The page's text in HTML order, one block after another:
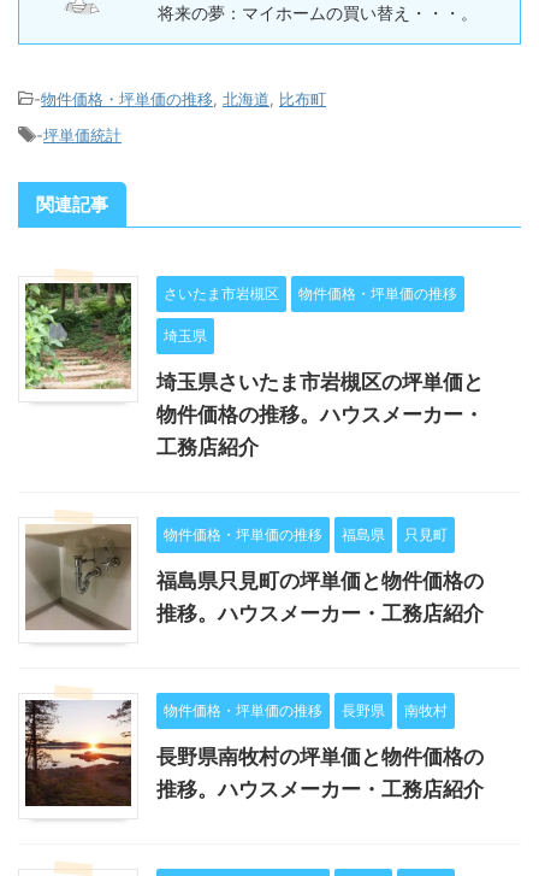
将来の夢：マイホームの買い替え・・・。
-物件価格・坪単価の推移, 北海道, 比布町
-坪単価統計
関連記事
さいたま市岩槻区 物件価格・坪単価の推移
埼玉県
埼玉県さいたま市岩槻区の坪単価と
物件価格の推移。ハウスメーカー・
工務店紹介
物件価格・坪単価の推移 福島県 只見町
福島県只見町の坪単価と物件価格の
推移。ハウスメーカー・工務店紹介
物件価格・坪単価の推移 長野県 南牧村
長野県南牧村の坪単価と物件価格の
推移。ハウスメーカー・工務店紹介